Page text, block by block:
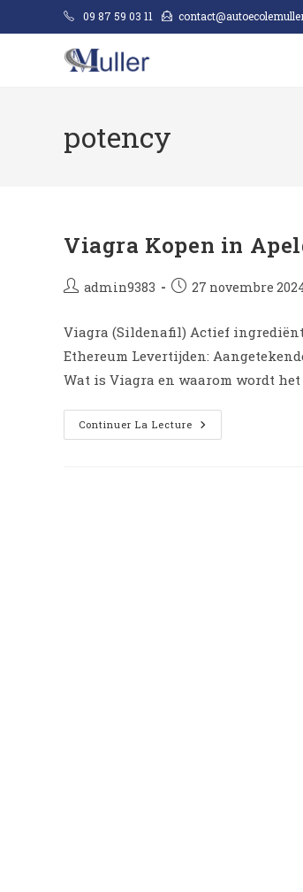
09 87 59 03 11
potency
Viagra Kopen in
admin9383 27 novembre
Viagra (Sildenafil​) Actief
Ethereum Levertijden:
Wat is Viagra en waarom wordt
Continuer La Lecture